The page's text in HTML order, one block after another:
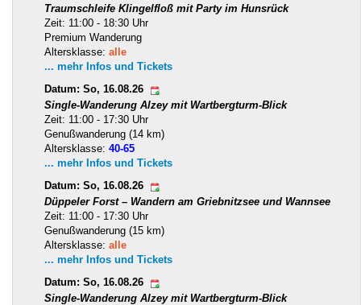
Traumschleife Klingelfloß mit Party im Hunsrück
Zeit: 11:00 - 18:30 Uhr
Premium Wanderung
Altersklasse: alle
... mehr Infos und Tickets
Datum: So, 16.08.26
Single-Wanderung Alzey mit Wartbergturm-Blick
Zeit: 11:00 - 17:30 Uhr
Genußwanderung (14 km)
Altersklasse: 40-65
... mehr Infos und Tickets
Datum: So, 16.08.26
Düppeler Forst – Wandern am Griebnitzsee und Wannsee
Zeit: 11:00 - 17:30 Uhr
Genußwanderung (15 km)
Altersklasse: alle
... mehr Infos und Tickets
Datum: So, 16.08.26
Single-Wanderung Alzey mit Wartbergturm-Blick